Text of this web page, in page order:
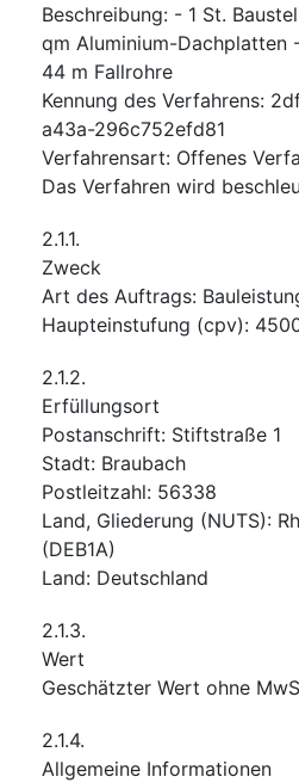
Beschreibung: - 1 St.
qm Aluminium-Dachplatten
44 m Fallrohre
Kennung des Verfahrens:
a43a-296c752efd81
Verfahrensart: Offenes
Das Verfahren wird
2.1.1.
Zweck
Art des Auftrags:
Haupteinstufung (cpv):
2.1.2.
Erfüllungsort
Postanschrift: Stiftstraße 1
Stadt: Braubach
Postleitzahl: 56338
Land, Gliederung (NUTS):
(DEB1A)
Land: Deutschland
2.1.3.
Wert
Geschätzter Wert ohne
2.1.4.
Allgemeine Informationen